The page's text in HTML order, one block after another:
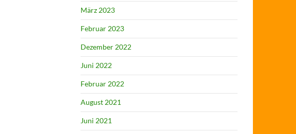
März 2023
Februar 2023
Dezember 2022
Juni 2022
Februar 2022
August 2021
Juni 2021